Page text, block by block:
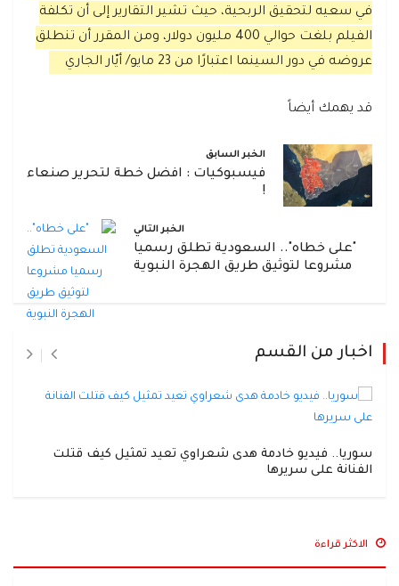
في سعيه لتحقيق الربحية، حيث تشير التقارير إلى أن تكلفة
الفيلم بلغت حوالي 400 مليون دولار، ومن المقرر أن تنطلق
عروضه في دور السينما اعتبارًا من 23 مايو/ أيّار الجاري
قد يهمك أيضاً
الخبر السابق
فيسبوكيات : افضل خطة لتحرير صنعاء
!
الخبر التالي
"على خطاه".. السعودية تطلق رسميا
مشروعا لتوثيق طريق الهجرة النبوية
اخبار من القسم
سوريا.. فيديو خادمة هدى شعراوي تعيد تمثيل كيف قتلت
الفنانة على سريرها
الاكثر قراءة